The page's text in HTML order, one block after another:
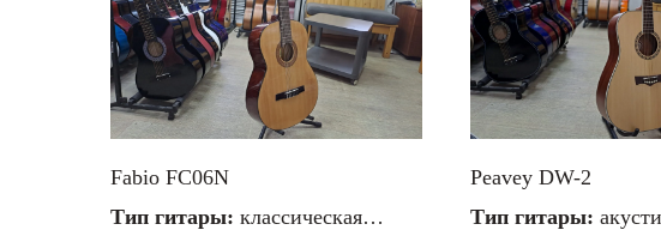
Fabio FC06N
Тип гитары: классическая
Peavey DW-2
Тип гитары: